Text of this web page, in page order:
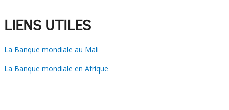
LIENS UTILES
La Banque mondiale au Mali
La Banque mondiale en Afrique